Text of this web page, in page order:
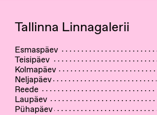
Tallinna Linnagalerii
Esmaspäev
Teisipäev
Kolmapäev
Neljapäev
Reede
Laupäev
Pühapäev